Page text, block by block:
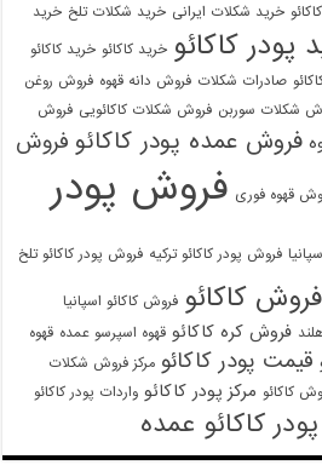
خرید شکلات ایرانی خرید شکلات تلخ خرید
پودر کاکائو خرید کاکائو خرید کاکائو
صادرات شکلات فروش دانه قهوه فروش روغن
شکلات سوربن فروش شکلات کاکائویی فروش
فروش عمده پودر کاکائو فروش
قهوه فوری فروش پودر
فروش پودر کاکائو ترکیه فروش پودر کاکائو تلخ
فروش کاکائو فروش کاکائو اسپانیا
فروش کره کاکائو قهوه اسپرسو عمده قهوه
قیمت پودر کاکائو مرکز فروش شکلات
کاکائو مرکز پودر کاکائو واردات پودر کاکائو
پودر کاکائو عمده